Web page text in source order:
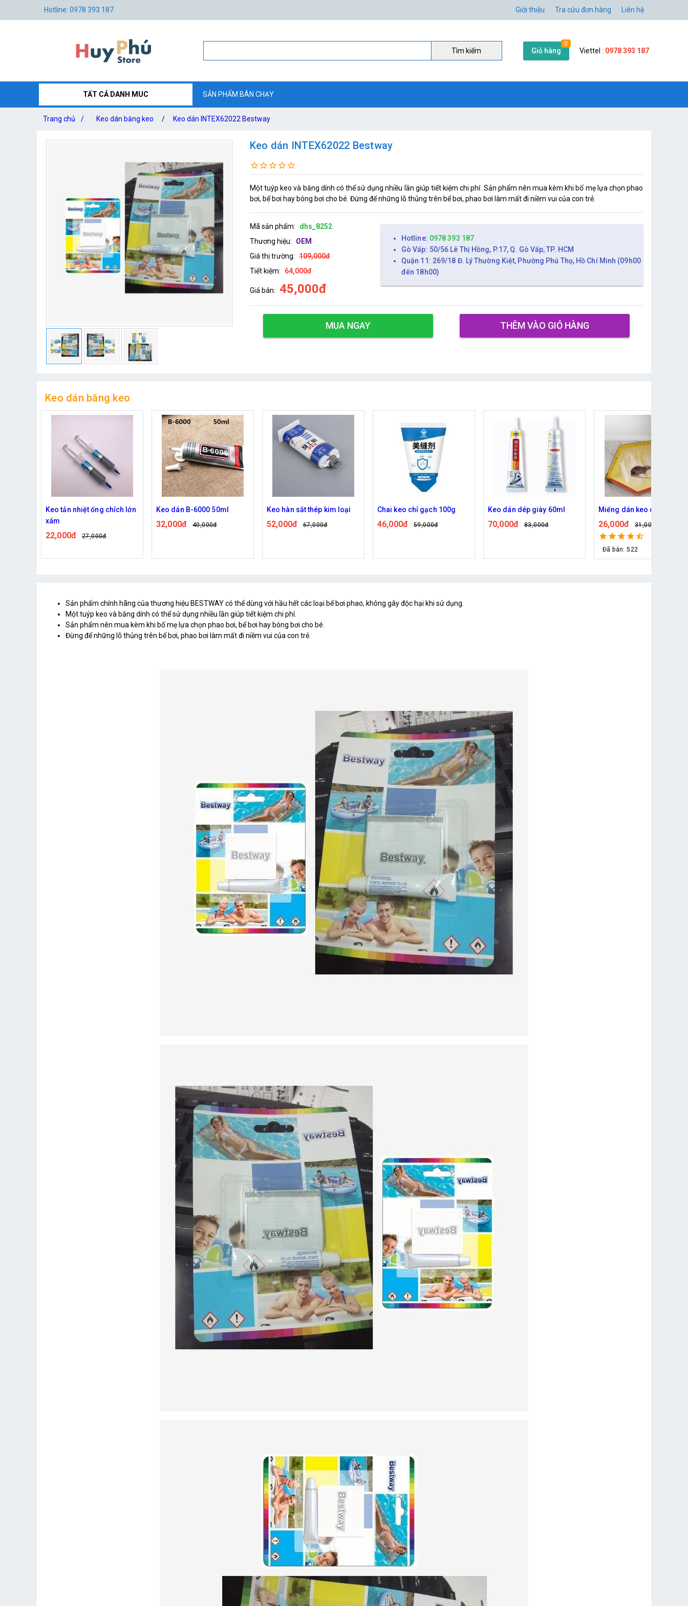
Hotline: 0978 393 187 Giới thiệu Tra cứu đơn hàng Liên hệ
Tìm kiếm Giỏ hàng
0
Viettel : 0978 393 187
TẤT CẢ DANH MUC SẢN PHẨM BÁN CHẠY
Trang chủ / Keo dán băng keo / Keo dán INTEX62022 Bestway
Keo dán INTEX62022 Bestway
Một tuýp keo và băng dính có thể sử dụng nhiều lần giúp tiết kiệm chi phí. Sản phẩm nên mua kèm khi bố mẹ lựa chọn phao
bơi, bể bơi hay bóng bơi cho bé. Đừng để những lỗ thủng trên bể bơi, phao bơi làm mất đi niềm vui của con trẻ.
Mã sản phẩm:
dhs_8252
Thương hiệu:
OEM
Giá thị trường: 109,000đ
Tiết kiệm:
64,000đ
Giá bán: 45,000đ
Hotline: 0978 393 187
Gò Vấp: 50/56 Lê Thị Hồng, P.17, Q. Gò Vấp, TP. HCM
Quận 11: 269/18 Đ. Lý Thường Kiệt, Phường Phú Thọ, Hồ Chí Minh (09h00
đến 18h00)
MUA NGAY THÊM VÀO GIỎ HÀNG
Keo dán băng keo
tản nhiệt ống chích lớn
27,000đ
Keo dán B-6000 50ml
40,000đ
Keo hàn sắt thép kim loại
67,000đ
Chai keo chỉ gạch 100g
59,000đ
Keo dán dép giày 60ml
83,000đ
Miếng dán keo dính chuột
31,000đ
Sản phẩm chính hãng của thương hiệu BESTWAY có thể dùng với hầu hết các loại bể bơi phao, không gây độc hại khi sử dụng.
Một tuýp keo và băng dính có thể sử dụng nhiều lần giúp tiết kiệm chi phí.
Sản phẩm nên mua kèm khi bố mẹ lựa chọn phao bơi, bể bơi hay bóng bơi cho bé.
Đừng để những lỗ thủng trên bể bơi, phao bơi làm mất đi niềm vui của con trẻ.